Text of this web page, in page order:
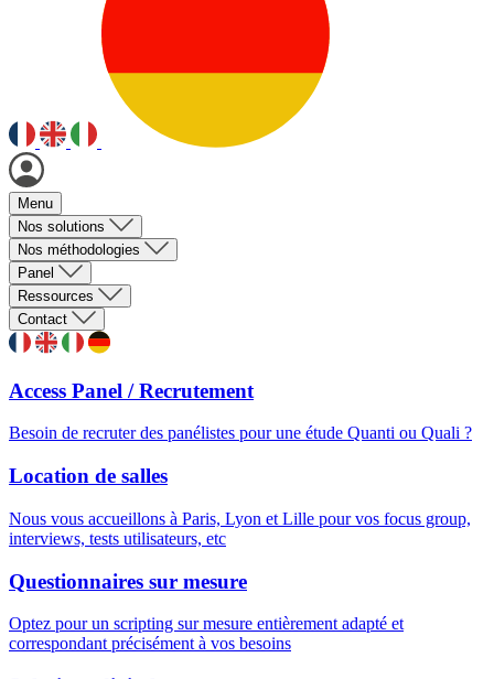
Menu
Nos solutions
Nos méthodologies
Panel
Ressources
Contact
Access Panel / Recrutement
Besoin de recruter des panélistes pour une étude Quanti ou Quali ?
Location de salles
Nous vous accueillons à Paris, Lyon et Lille pour vos focus group,
interviews, tests utilisateurs, etc
Questionnaires sur mesure
Optez pour un scripting sur mesure entièrement adapté et
correspondant précisément à vos besoins